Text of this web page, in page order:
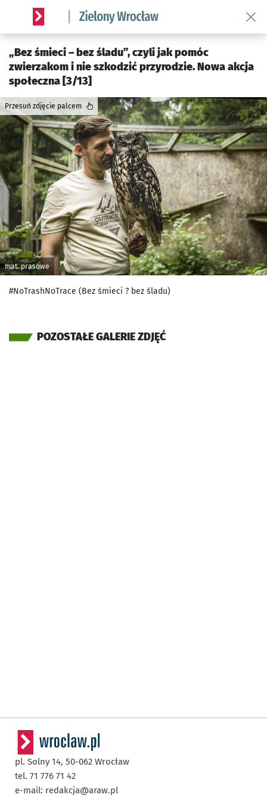
Serwis informacyjny wroclaw.pl podserwis: Środowisko we
„Bez śmieci – bez śladu”, czyli jak pomóc
zwierzakom i nie szkodzić przyrodzie. Nowa akcja
społeczna [3/13]
mat. prasowe
Przesuń zdjęcie palcem
#NoTrashNoTrace (Bez śmieci ? bez śladu)
POZOSTAŁE GALERIE ZDJĘĆ
pl. Solny 14, 50-062 Wrocław
tel. 71 776 71 42
e-mail: redakcja@araw.pl